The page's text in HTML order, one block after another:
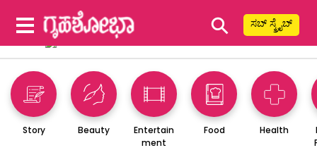
⚲ ಸಬ್ ಸ್ಕ್ರೈಬ್
Story Beauty
Entertain
ment
Food Health